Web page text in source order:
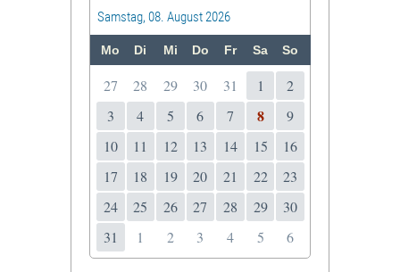
Samstag, 08. August 2026
Mo Di Mi Do Fr Sa So
27 28 29 30 31 1
2
3
4 5 6 7 8
9
10
11 12 13 14 15
16
17
18 19 20 21 22
23
24
25 26 27 28 29
30
31
1 2 3 4 5 6